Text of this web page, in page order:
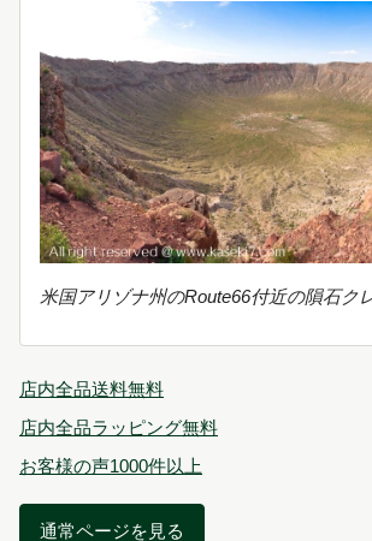
米国アリゾナ州のRoute66付近の隕石ク
店内全品送料無料
店内全品ラッピング無料
お客様の声1000件以上
通常ページを見る